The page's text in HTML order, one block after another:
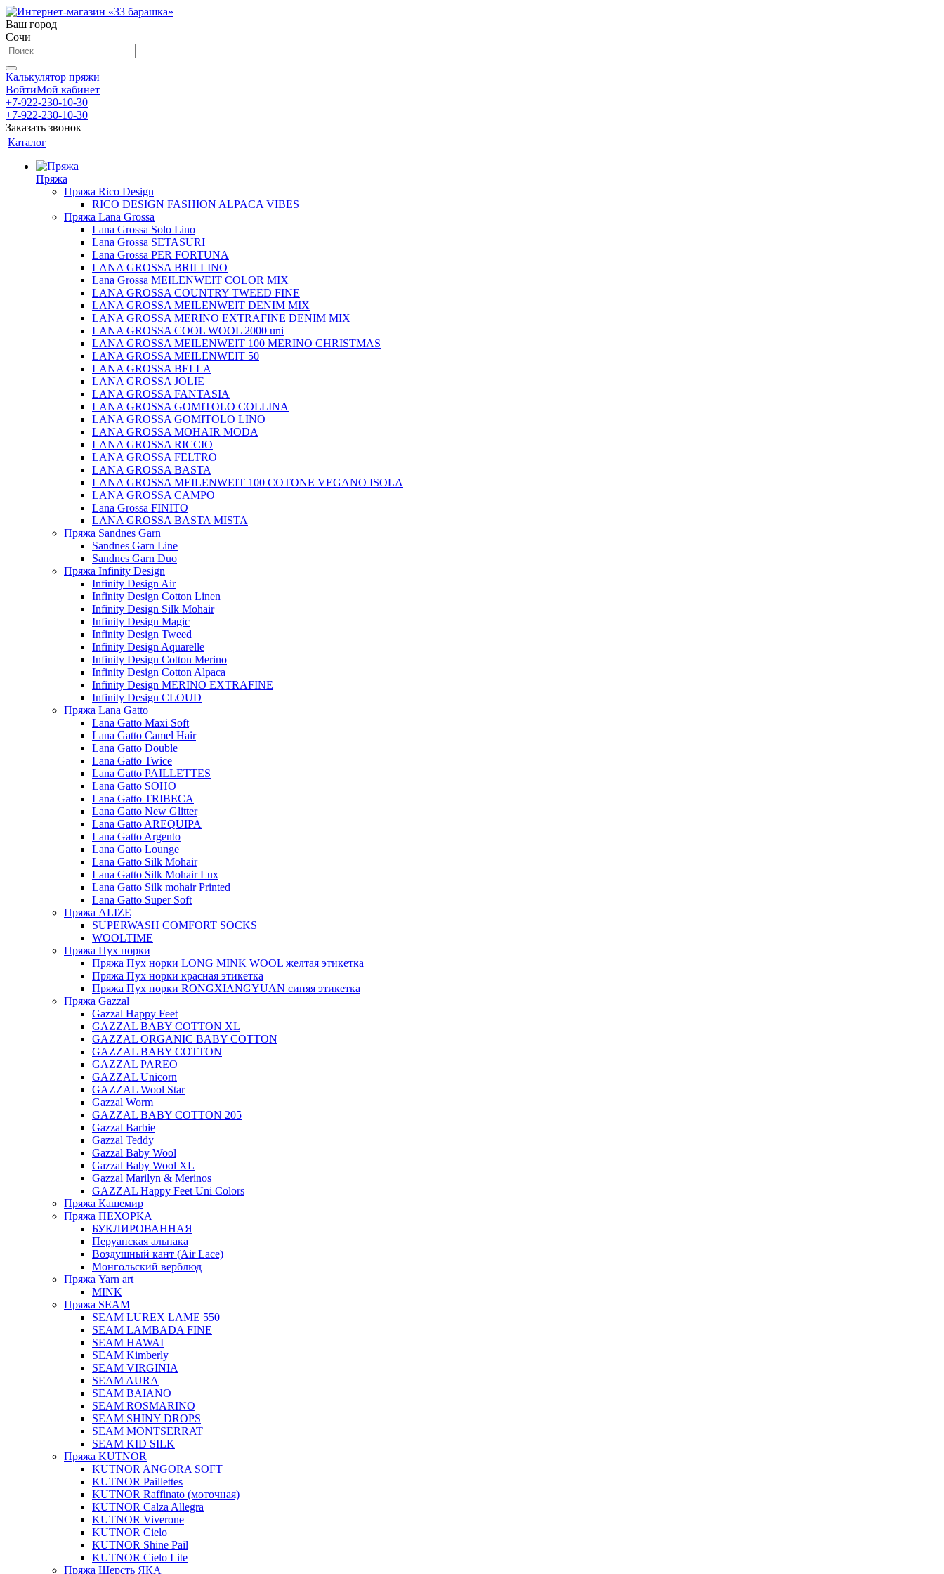
Ваш город
Сочи
Калькулятор пряжи
ВойтиМой кабинет
+7-922-230-10-30
+7-922-230-10-30
Заказать звонок
Каталог
Пряжа
Пряжа Rico Design
RICO DESIGN FASHION ALPACA VIBES
Пряжа Lana Grossa
Lana Grossa Solo Lino
Lana Grossa SETASURI
Lana Grossa PER FORTUNA
LANA GROSSA BRILLINO
Lana Grossa MEILENWEIT COLOR MIX
LANA GROSSA COUNTRY TWEED FINE
LANA GROSSA MEILENWEIT DENIM MIX
LANA GROSSA MERINO EXTRAFINE DENIM MIX
LANA GROSSA COOL WOOL 2000 uni
LANA GROSSA MEILENWEIT 100 MERINO CHRISTMAS
LANA GROSSA MEILENWEIT 50
LANA GROSSA BELLA
LANA GROSSA JOLIE
LANA GROSSA FANTASIA
LANA GROSSA GOMITOLO COLLINA
LANA GROSSA GOMITOLO LINO
LANA GROSSA MOHAIR MODA
LANA GROSSA RICCIO
LANA GROSSA FELTRO
LANA GROSSA BASTA
LANA GROSSA MEILENWEIT 100 COTONE VEGANO ISOLA
LANA GROSSA CAMPO
Lana Grossa FINITO
LANA GROSSA BASTA MISTA
Пряжа Sandnes Garn
Sandnes Garn Line
Sandnes Garn Duo
Пряжа Infinity Design
Infinity Design Air
Infinity Design Cotton Linen
Infinity Design Silk Mohair
Infinity Design Magic
Infinity Design Tweed
Infinity Design Aquarelle
Infinity Design Cotton Merino
Infinity Design Cotton Alpaca
Infinity Design MERINO EXTRAFINE
Infinity Design CLOUD
Пряжа Lana Gatto
Lana Gatto Maxi Soft
Lana Gatto Camel Hair
Lana Gatto Double
Lana Gatto Twice
Lana Gatto PAILLETTES
Lana Gatto SOHO
Lana Gatto TRIBECA
Lana Gatto New Glitter
Lana Gatto AREQUIPA
Lana Gatto Argento
Lana Gatto Lounge
Lana Gatto Silk Mohair
Lana Gatto Silk Mohair Lux
Lana Gatto Silk mohair Printed
Lana Gatto Super Soft
Пряжа ALIZE
SUPERWASH COMFORT SOCKS
WOOLTIME
Пряжа Пух норки
Пряжа Пух норки LONG MINK WOOL желтая этикетка
Пряжа Пух норки красная этикетка
Пряжа Пух норки RONGXIANGYUAN синяя этикетка
Пряжа Gazzal
Gazzal Happy Feet
GAZZAL BABY COTTON XL
GAZZAL ORGANIC BABY COTTON
GAZZAL BABY COTTON
GAZZAL PAREO
GAZZAL Unicorn
GAZZAL Wool Star
Gazzal Worm
GAZZAL BABY COTTON 205
Gazzal Barbie
Gazzal Teddy
Gazzal Baby Wool
Gazzal Baby Wool XL
Gazzal Marilyn & Merinos
GAZZAL Happy Feet Uni Colors
Пряжа Кашемир
Пряжа ПЕХОРКА
БУКЛИРОВАННАЯ
Перуанская альпака
Воздушный кант (Air Lace)
Монгольский верблюд
Пряжа Yarn art
MINK
Пряжа SEAM
SEAM LUREX LAME 550
SEAM LAMBADA FINE
SEAM HAWAI
SEAM Kimberly
SEAM VIRGINIA
SEAM AURA
SEAM BAIANO
SEAM ROSMARINO
SEAM SHINY DROPS
SEAM MONTSERRAT
SEAM KID SILK
Пряжа KUTNOR
KUTNOR ANGORA SOFT
KUTNOR Paillettes
KUTNOR Raffinato (моточная)
KUTNOR Calza Allegra
KUTNOR Viverone
KUTNOR Cielo
KUTNOR Shine Pail
KUTNOR Cielo Lite
Пряжа Шерсть ЯКА